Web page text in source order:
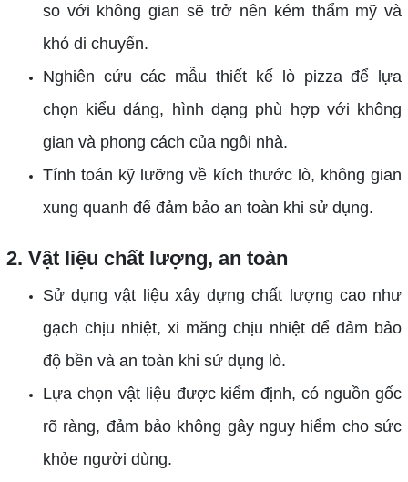
so với không gian sẽ trở nên kém thẩm mỹ và
khó di chuyển.
Nghiên cứu các mẫu thiết kế lò pizza để lựa
chọn kiểu dáng, hình dạng phù hợp với không
gian và phong cách của ngôi nhà.
Tính toán kỹ lưỡng về kích thước lò, không gian
xung quanh để đảm bảo an toàn khi sử dụng.
2. Vật liệu chất lượng, an toàn
Sử dụng vật liệu xây dựng chất lượng cao như
gạch chịu nhiệt, xi măng chịu nhiệt để đảm bảo
độ bền và an toàn khi sử dụng lò.
Lựa chọn vật liệu được kiểm định, có nguồn gốc
rõ ràng, đảm bảo không gây nguy hiểm cho sức
khỏe người dùng.